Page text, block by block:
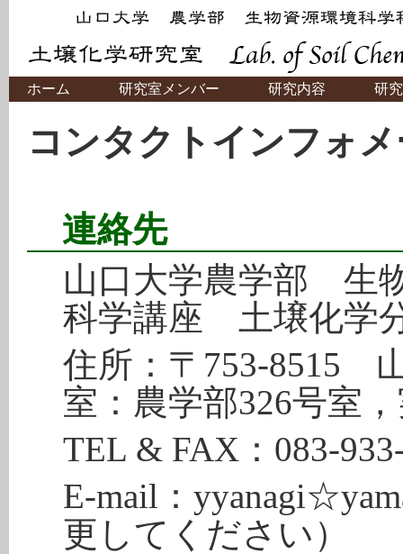
ホーム 研究室メンバー 研究内容 研
コンタクトインフォ
連絡先
山口大学農学部 生
科学講座 土壌化学
住所：〒753-8515
室：農学部326号室
TEL & FAX：083-
E-mail：
更してください）